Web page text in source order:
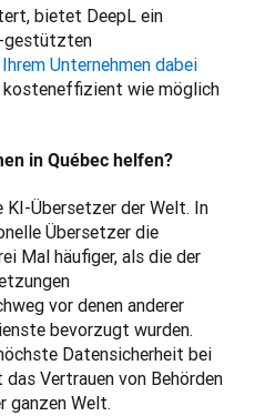
bietet DeepL ein
gestützten
Ihrem Unternehmen dabei
kosteneffizient wie möglich
in Québec helfen?
Übersetzer die
Mal häufiger, als die der
vor denen anderer
bevorzugt wurden.
Datensicherheit bei
Vertrauen von Behörden
ganzen Welt.